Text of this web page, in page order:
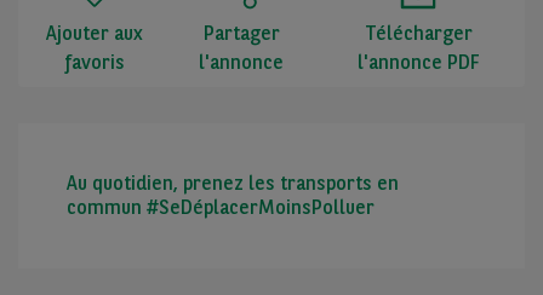
Ajouter aux
favoris
Partager
l'annonce
Télécharger
l'annonce PDF
Au quotidien, prenez les transports en
commun #SeDéplacerMoinsPolluer